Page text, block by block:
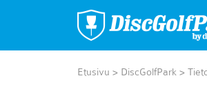
Etusivu > DiscGolfPark >